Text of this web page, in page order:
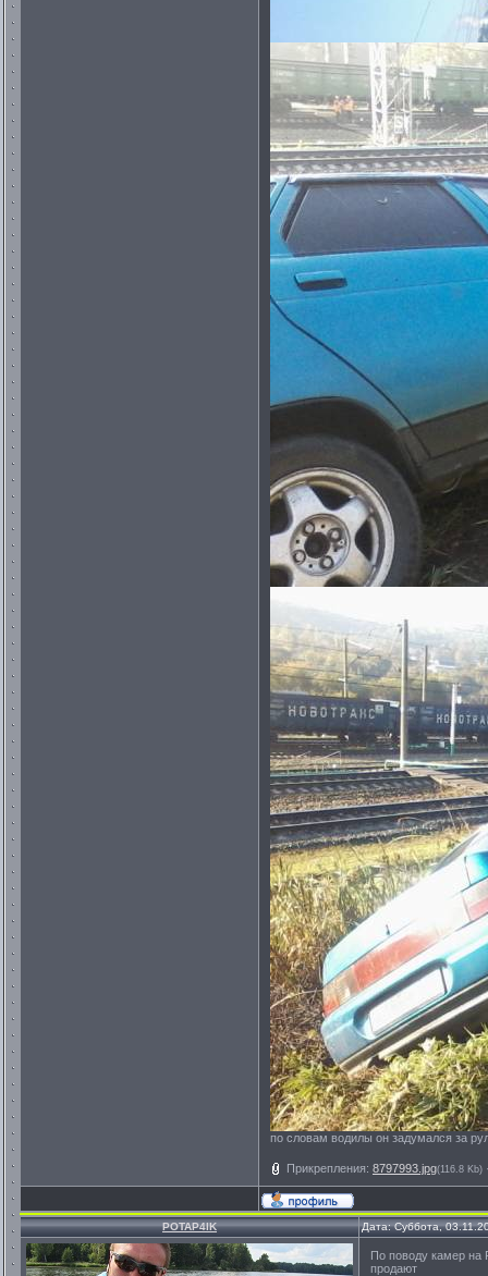
по словам водилы он задумался за
Прикрепления: 8797993.jpg(116.8 Kb)
POTAP4IK Дата: Суббота,
По поводу камер на
продают